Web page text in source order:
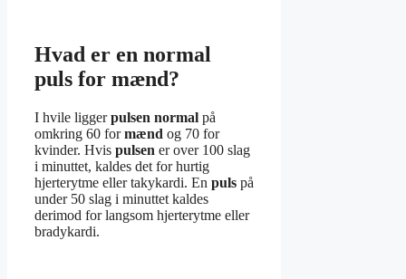
Hvad er en normal
puls for mænd?
I hvile liggerpulsen normal på
omkring 60 formænd og 70 for
kvinder. Hvis pulsen er over 100 slag
i minuttet, kaldes det for hurtig
hjerterytme eller takykardi. En puls på
under 50 slag i minuttet kaldes
derimod for langsom hjerterytme eller
bradykardi.